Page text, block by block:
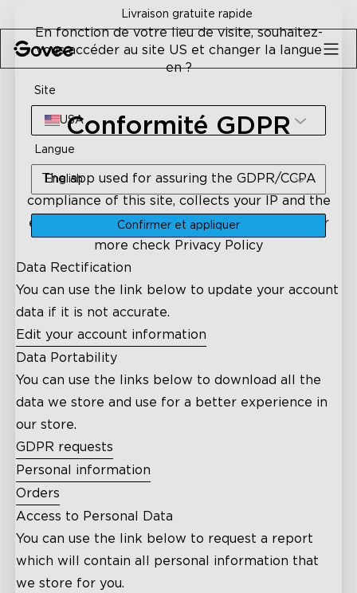
Livraison gratuite rapide
Conformité GDPR
The app used for assuring the GDPR/CCPA
compliance of this site, collects your IP and the
email address in order to process the data. For
more check Privacy Policy
Data Rectification
You can use the link below to update your account
data if it is not accurate.
Edit your account information
Data Portability
You can use the links below to download all the
data we store and use for a better experience in
our store.
GDPR requests
Personal information
Orders
Access to Personal Data
You can use the link below to request a report
which will contain all personal information that
we store for you.
En fonction de votre lieu de visite, souhaitez-
vous accéder au site US et changer la langue
en ?
Site
USA
Langue
English
Confirmer et appliquer